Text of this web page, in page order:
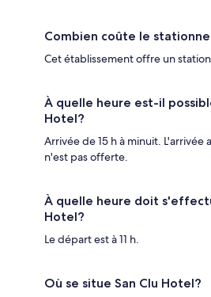
Combien coûte le
Cet établissement offre un
À quelle heure est-il
Hotel?
Arrivée de 15 h à minuit.
n'est pas offerte.
À quelle heure doit
Hotel?
Le départ est à 11 h.
Où se situe San Clu Hotel?